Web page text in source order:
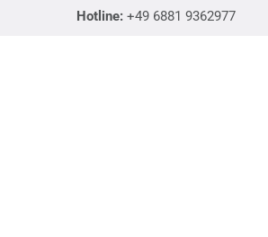
Hotline: +49 6881 9362977